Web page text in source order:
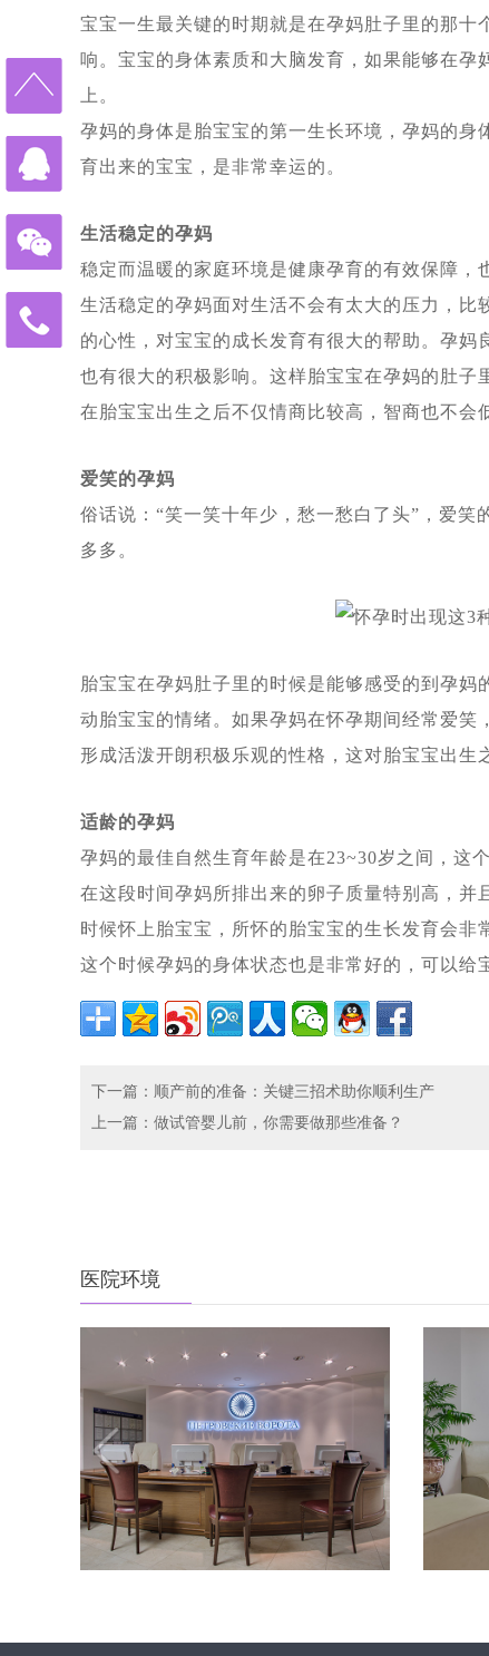
对于女生结婚不愿生孩子，很多
上个月赴俄罗斯试管婴儿助孕的陈
南京夫妇赴俄罗斯试管婴儿求子，
43岁的中年夫妇赴白俄罗斯代怀助
刚刚检查显示胎儿已经三个月了，
又有一波夫妻要赴俄罗斯做试管婴
20多岁的小夫妻，国内试管婴儿
陕西姑娘与南京小伙赴俄罗斯自
今天收到白俄罗斯方面妊娠成功消
外国人赴白俄罗斯代孕现状：法律
赴俄罗斯试管婴儿助孕的女性群
2023年11月10日正式落实中哈免
43年杨女士今天进入试管婴儿周
43年北京职场达人执着生育，带着
从千分之五到79.3%的活产率，俄
我国已有100多万个“失独”家庭，
格鲁吉亚格鲁吉亚总理提出禁止
北京姚女士夫妇带父赴俄罗斯做
2023全球生育率均趋持续下跌态
北京31岁男子赴莫斯科做试管婴
该考虑了，独生子女的养老焦虑
中国朋友选择赴俄罗斯试管婴儿
中国朋友试管婴儿历程：俄罗斯
美国夫妇也来俄罗斯代怀求子，
借精生子，不失为一个好选择，您
热点：“父子三人连接患癌”引社
赴俄罗斯试管婴儿，您最“怕”什么
“一女子怀孕12个月未分娩”原因何
46岁女会计师赴俄罗斯试管婴儿求
宝宝一生最关键的时期就是在孕妈肚子里的那
响。宝宝的身体素质和大脑发育，如果能够在
上。
孕妈的身体是胎宝宝的第一生长环境，孕妈的
育出来的宝宝，是非常幸运的。
生活稳定的孕妈
稳定而温暖的家庭环境是健康孕育的有效保障，
生活稳定的孕妈面对生活不会有太大的压力，
的心性，对宝宝的成长发育有很大的帮助。孕
也有很大的积极影响。这样胎宝宝在孕妈的肚子
在胎宝宝出生之后不仅情商比较高，智商也不会
爱笑的孕妈
俗话说：“笑一笑十年少，愁一愁白了头”，爱
多多。
胎宝宝在孕妈肚子里的时候是能够感受的到孕
动胎宝宝的情绪。如果孕妈在怀孕期间经常爱
形成活泼开朗积极乐观的性格，这对胎宝宝出生
适龄的孕妈
孕妈的最佳自然生育年龄是在23~30岁之间，这
在这段时间孕妈所排出来的卵子质量特别高，
时候怀上胎宝宝，所怀的胎宝宝的生长发育会非
这个时候孕妈的身体状态也是非常好的，可以给
下一篇 ： 顺产前的准备：关键三招术助你顺利生产
上一篇 ： 做试管婴儿前，你需要做那些准备？
医院环境
免
费
热
400-
3185